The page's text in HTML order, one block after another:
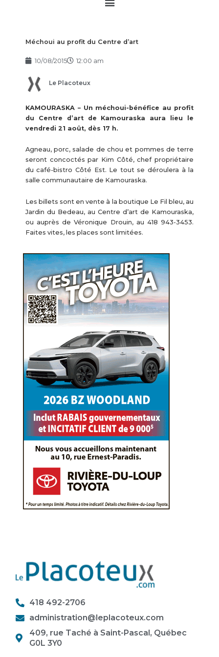
Méchoui au profit du Centre d’art
10/08/2015 12:00 am
Le Placoteux
KAMOURASKA – Un méchoui-bénéfice au profit
du Centre d’art de Kamouraska aura lieu le
vendredi 21 août, dès 17 h.
Agneau, porc, salade de chou et pommes de terre
seront concoctés par Kim Côté, chef propriétaire
du café-bistro Côté Est. Le tout se déroulera à la
salle communautaire de Kamouraska.
Les billets sont en vente à la boutique Le Fil bleu, au
Jardin du Bedeau, au Centre d’art de Kamouraska,
ou auprès de Véronique Drouin, au 418 943-3453.
Faites vites, les places sont limitées.
418 492-2706
administration@leplacoteux.com
409, rue Taché à Saint-Pascal, Québec
G0L 3Y0